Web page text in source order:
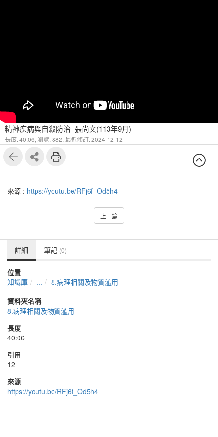
精神疾病與自殺防治_張尚文(113年9月)
長度: 40:06, 瀏覽: 882, 最近修訂: 2024-12-12
來源 : https://youtu.be/RFj6f_Od5h4
上一篇
詳細 筆記 (0)
位置
知識庫
...
8.病理相關及物質濫用
資料夾名稱
8.病理相關及物質濫用
長度
40:06
引用
12
來源
https://youtu.be/RFj6f_Od5h4